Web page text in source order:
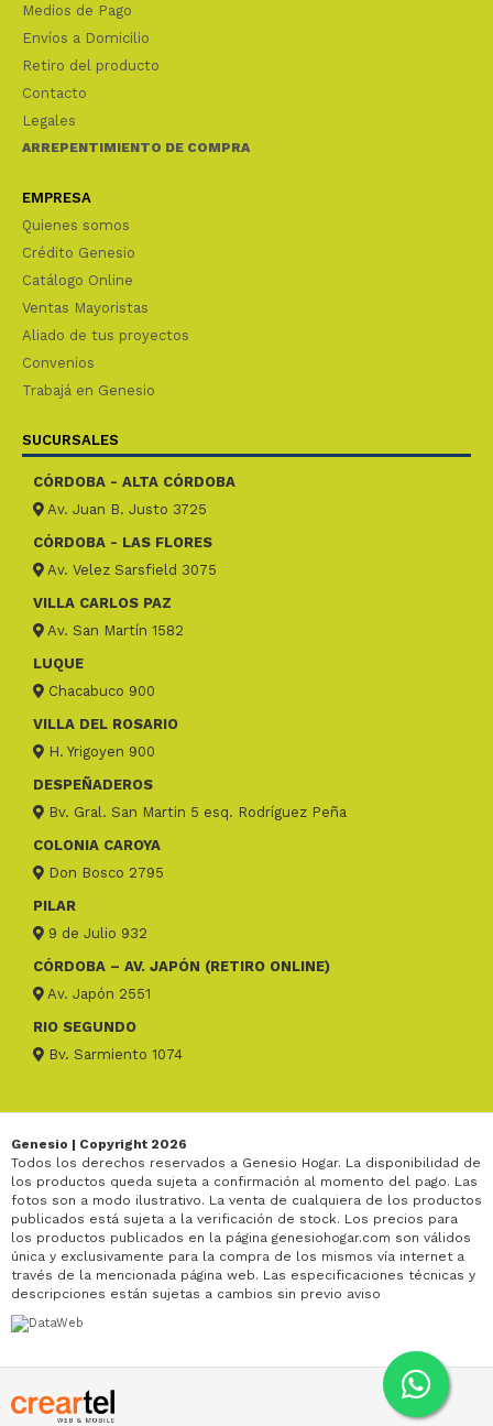
Medios de Pago
Envíos a Domicilio
Retiro del producto
Contacto
Legales
ARREPENTIMIENTO DE COMPRA
EMPRESA
Quienes somos
Crédito Genesio
Catálogo Online
Ventas Mayoristas
Aliado de tus proyectos
Convenios
Trabajá en Genesio
SUCURSALES
CÓRDOBA - ALTA CÓRDOBA
Av. Juan B. Justo 3725
CÓRDOBA - LAS FLORES
Av. Velez Sarsfield 3075
VILLA CARLOS PAZ
Av. San Martín 1582
LUQUE
Chacabuco 900
VILLA DEL ROSARIO
H. Yrigoyen 900
DESPEÑADEROS
Bv. Gral. San Martin 5 esq. Rodríguez Peña
COLONIA CAROYA
Don Bosco 2795
PILAR
9 de Julio 932
CÓRDOBA – AV. JAPÓN (RETIRO ONLINE)
Av. Japón 2551
RIO SEGUNDO
Bv. Sarmiento 1074
Genesio | Copyright 2026
Todos los derechos reservados a Genesio Hogar. La disponibilidad de
los productos queda sujeta a confirmación al momento del pago. Las
fotos son a modo ilustrativo. La venta de cualquiera de los productos
publicados está sujeta a la verificación de stock. Los precios para
los productos publicados en la página genesiohogar.com son válidos
única y exclusivamente para la compra de los mismos vía internet a
través de la mencionada página web. Las especificaciones técnicas y
descripciones están sujetas a cambios sin previo aviso